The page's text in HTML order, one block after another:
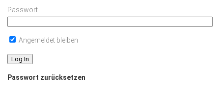
Passwort
Angemeldet bleiben
Passwort zurücksetzen